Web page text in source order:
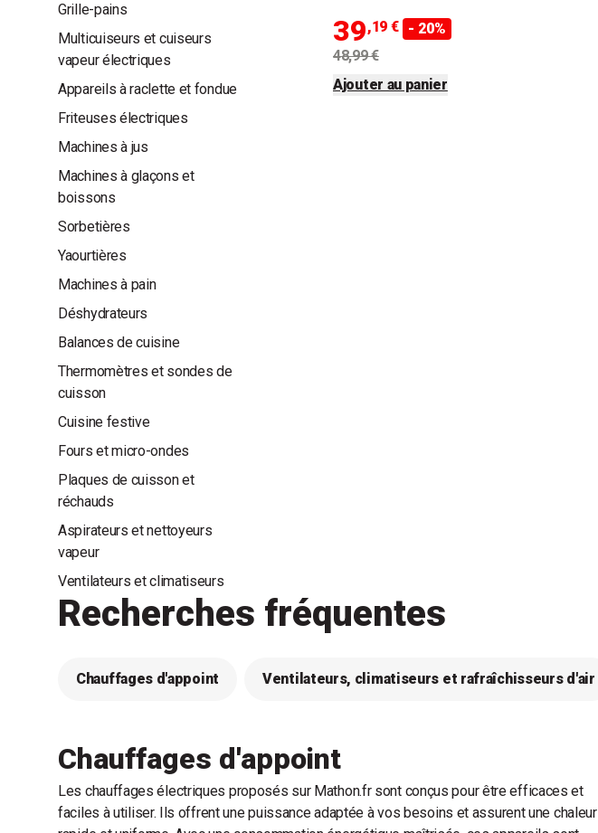
Grille-pains
Multicuiseurs et cuiseurs
vapeur électriques
Appareils à raclette et fondue
Friteuses électriques
Machines à jus
Machines à glaçons et
boissons
Sorbetières
Yaourtières
Machines à pain
Déshydrateurs
Balances de cuisine
Thermomètres et sondes de
cuisson
Cuisine festive
Fours et micro-ondes
Plaques de cuisson et
réchauds
Aspirateurs et nettoyeurs
vapeur
Ventilateurs et climatiseurs
39,19 €
- 20%
48,99 €
Ajouter au panier
Recherches fréquentes
Chauffages d'appoint Ventilateurs, climatiseurs et rafraîchisseurs d'air
Chauffages d'appoint
Les chauffages électriques proposés sur Mathon.fr sont conçus pour être efficaces et
faciles à utiliser. Ils offrent une puissance adaptée à vos besoins et assurent une chaleur